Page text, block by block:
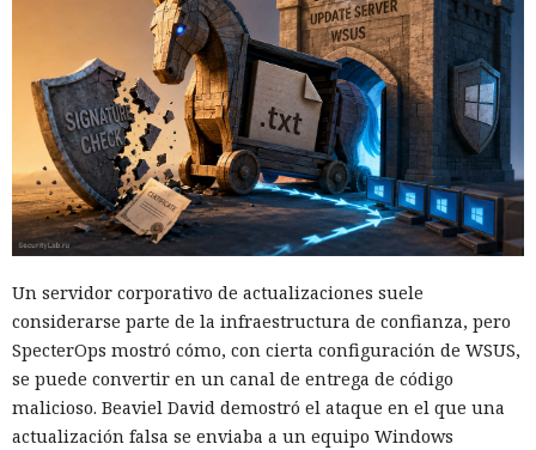
Un servidor corporativo de actualizaciones suele
considerarse parte de la infraestructura de confianza, pero
SpecterOps mostró cómo, con cierta configuración de WSUS,
se puede convertir en un canal de entrega de código
malicioso. Beaviel David demostró el ataque en el que una
actualización falsa se enviaba a un equipo Windows